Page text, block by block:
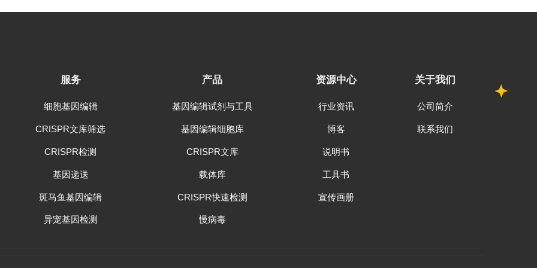
服务
细胞基因编辑
CRISPR文库筛选
CRISPR检测
基因递送
斑马鱼基因编辑
异宠基因检测
产品
基因编辑试剂与工具
基因编辑细胞库
CRISPR文库
载体库
CRISPR快速检测
慢病毒
资源中心
行业资讯
博客
说明书
工具书
宣传画册
关于我们
公司简介
联系我们